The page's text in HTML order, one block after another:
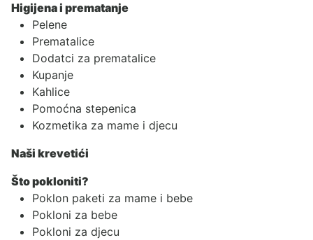
Higijena i prematanje
Pelene
Prematalice
Dodatci za prematalice
Kupanje
Kahlice
Pomoćna stepenica
Kozmetika za mame i djecu
Naši krevetići
Što pokloniti?
Poklon paketi za mame i bebe
Pokloni za bebe
Pokloni za djecu